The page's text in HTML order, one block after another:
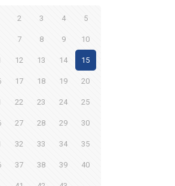
2 3 4 5
7 8 9 10
12 13 14 15
17 18 19 20
22 23 24 25
27 28 29 30
32 33 34 35
37 38 39 40